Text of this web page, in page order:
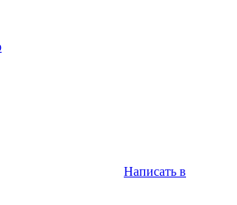
Написать в